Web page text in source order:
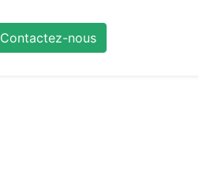
Contactez-nous